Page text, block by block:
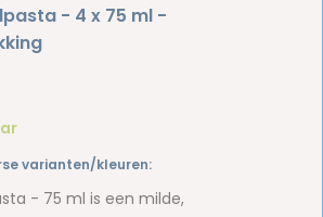
- 4 x 75 ml -
varianten/kleuren:
- 75 ml is een milde,